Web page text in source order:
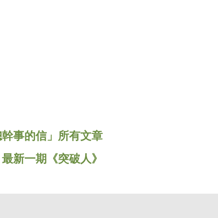
事的信」所有文章
新一期《突破人》